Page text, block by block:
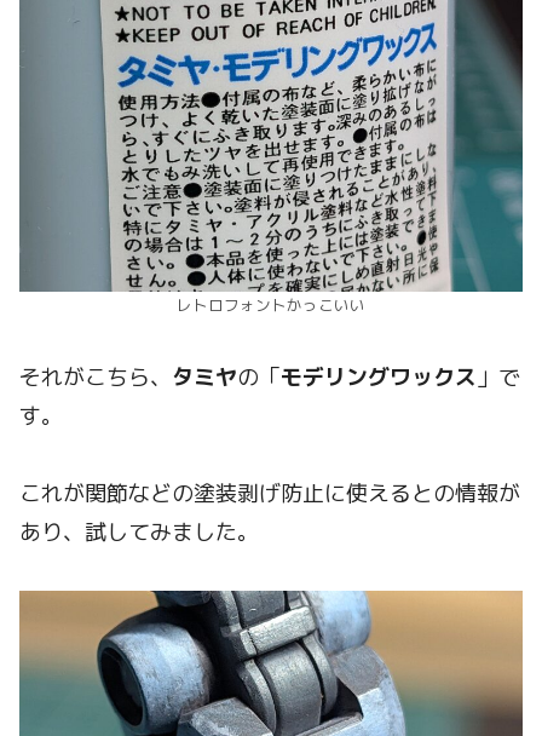
レトロフォントかっこいい
それがこちら、 タミヤの「モデリングワックス 」で
す。
これが関節などの塗装剥げ防止に使えるとの情報が
あり、試してみました。